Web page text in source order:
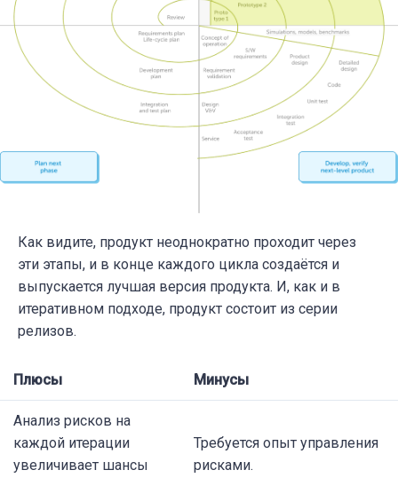
Как видите, продукт неоднократно проходит через
эти этапы, и в конце каждого цикла создаётся и
выпускается лучшая версия продукта. И, как и в
итеративном подходе, продукт состоит из серии
релизов.
Плюсы Минусы
Анализ рисков на
каждой итерации
увеличивает шансы
Требуется опыт управления
рисками.